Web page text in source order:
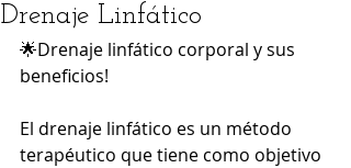
Drenaje Linfático
🌟Drenaje linfático corporal y sus
beneficios!
El drenaje linfático es un método
terapéutico que tiene como objetivo